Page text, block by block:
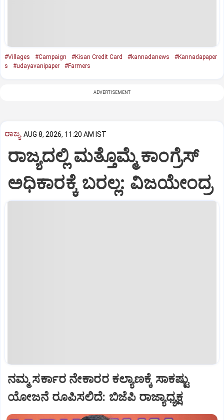
#Villages #Campaign #Kisan Credit Card #kannadanews
#Kannadapaper
s
#udayavanipaper #Farmers
ADVERTISEMENT
ರಾಜ್ಯ AUG 8, 2026, 11:20 AM IST
ರಾಜ್ಯದಲ್ಲಿ ಮತ್ತೊಮ್ಮೆ ಕಾಂಗ್ರೆಸ್‌
ಅಧಿಕಾರಕ್ಕೆ ಬರಲ್ಲ: ವಿಜಯೇಂದ್ರ
ನಮ್ಮ ಸರ್ಕಾರ ನೇಕಾರರ ಕಲ್ಯಾಣಕ್ಕೆ ಸಾಕಷ್ಟು
ಯೋಜನೆ ರೂಪಿಸಲಿದೆ: ಬಿಜೆಪಿ ರಾಜ್ಯಾಧ್ಯಕ್ಷ